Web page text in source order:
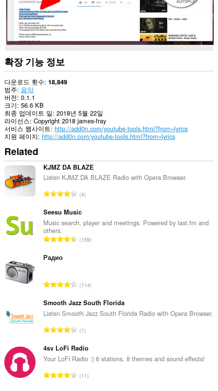
터
에
스
수
있
습
니
다.
확장 기능 정보
다운로드 횟수 18,849
범주 음악
버전 0.1.1
크기 56.6 KB
최종 업데이트 일 2018년 5월 22일
라이선스 Copyright 2018 james-fray
서비스 웹사이트 http://add0n.com/youtube-tools.html?from=lyrics
지원 페이지 http://add0n.com/youtube-tools.html?from=lyrics
Related
KJMZ DA BLAZE
Listen KJMZ DA BLAZE Radio with Opera Browser.
총
급
수
4
Seesu Music
Music search, player and meetings. Powered by last.fm and
others.
총159
Радио
총
급
수
114
Smooth Jazz South Florida
Listen Smooth Jazz South Florida Radio with Opera Browser.
총
급
수
1
4sv LoFi Radio
Your LoFi Radio :) 6 stations, 8 themes and sound effects!
총11